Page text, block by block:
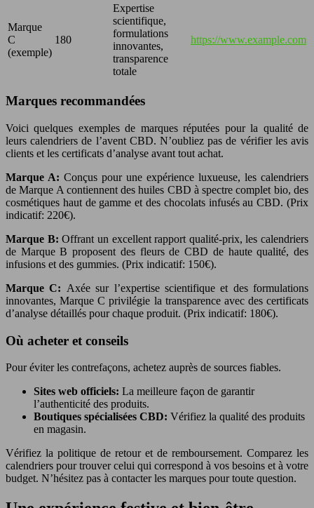
Marque
C
(exemple)
180
Expertise
scientifique,
formulations
innovantes,
transparence
totale
https://www.example.com
Marques recommandées
Voici quelques exemples de marques réputées pour la qualité de
leurs calendriers de l’avent CBD. N’oubliez pas de vérifier les avis
clients et les certificats d’analyse avant tout achat.
Marque A: Conçus pour une expérience luxueuse, les calendriers
de Marque A contiennent des huiles CBD à spectre complet bio, des
cosmétiques haut de gamme et des chocolats infusés au CBD. (Prix
indicatif: 220€).
Marque B:Offrant un excellent rapport qualité-prix, les calendriers
de Marque B proposent des fleurs de CBD de haute qualité, des
infusions et des gummies. (Prix indicatif: 150€).
Marque C: Axée sur l’expertise scientifique et des formulations
innovantes, Marque C privilégie la transparence avec des certificats
d’analyse détaillés pour chaque produit. (Prix indicatif: 180€).
Où acheter et conseils
Pour éviter les contrefaçons, achetez auprès de sources fiables.
Sites web officiels: La meilleure façon de garantir
l’authenticité des produits.
Boutiques spécialisées CBD: Vérifiez la qualité des produits
en magasin.
Vérifiez la politique de retour et de remboursement. Comparez les
calendriers pour trouver celui qui correspond à vos besoins et à votre
budget. N’hésitez pas à contacter les marques pour toute question.